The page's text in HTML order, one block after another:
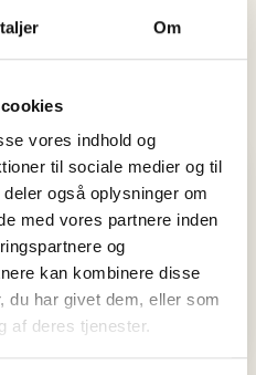
Om
vores indhold og
til sociale medier og til
også oplysninger om
med vores partnere inden
og
kan kombinere disse
du har givet dem, eller som
af deres tjenester.